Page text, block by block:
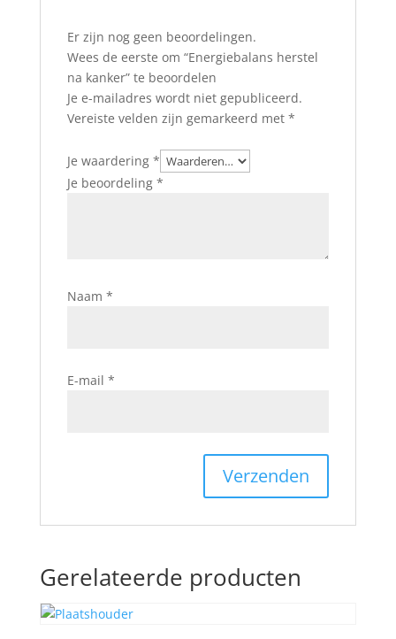
Er zijn nog geen beoordelingen.
Wees de eerste om “Energiebalans herstel
na kanker” te beoordelen
Je e-mailadres wordt niet gepubliceerd.
Vereiste velden zijn gemarkeerd met *
Je waardering *
Je beoordeling *
Naam *
E-mail *
Gerelateerde producten